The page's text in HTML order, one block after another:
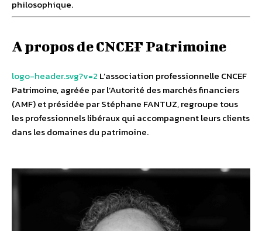
philosophique.
A propos de CNCEF Patrimoine
logo-header.svg?v=2 L’association professionnelle CNCEF
Patrimoine, agréée par l’Autorité des marchés financiers
(AMF) et présidée par Stéphane FANTUZ, regroupe tous
les professionnels libéraux qui accompagnent leurs clients
dans les domaines du patrimoine.